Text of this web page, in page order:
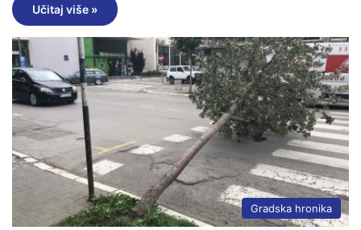
Učitaj više »
Gradska hronika